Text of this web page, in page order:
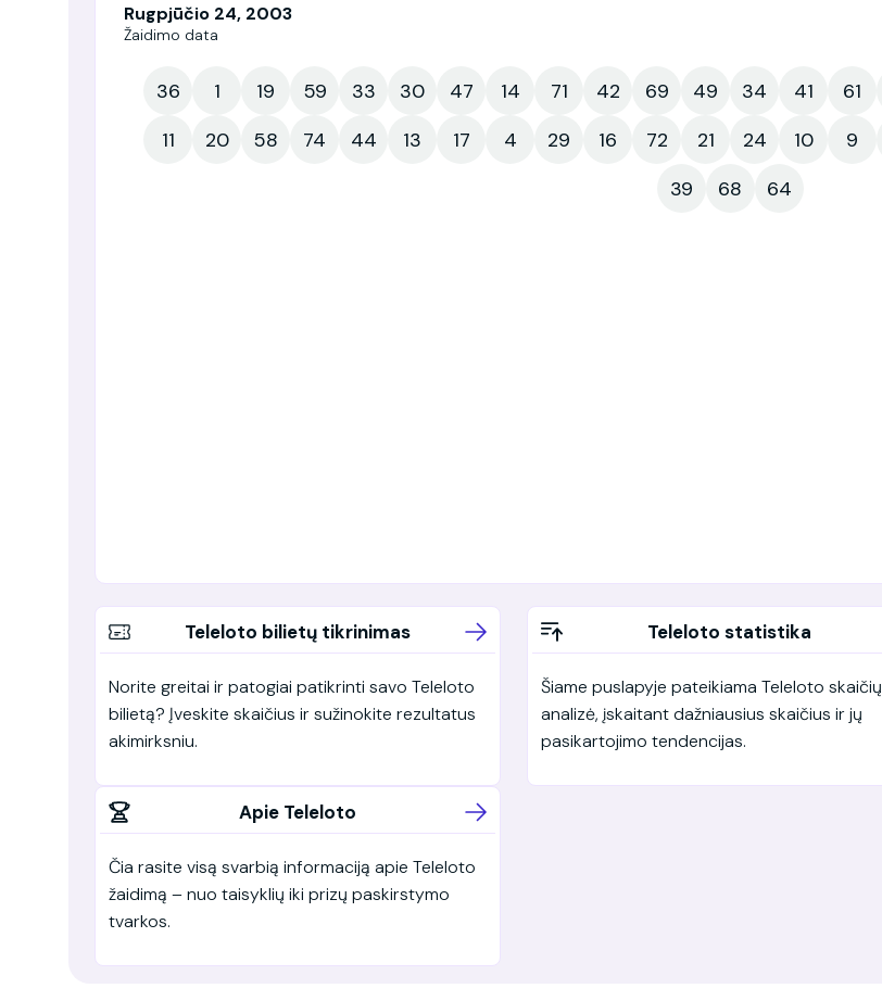
Rugpjūčio 24, 2003
Žaidimo data
36 1 19 59 33 30 47 14 71 42 69 49 34 41 61
11
20 58 74 44 13 17 4 29 16 72 21 24 10 9
39
68 64
Teleloto bilietų tikrinimas
Norite greitai ir patogiai patikrinti savo Teleloto
bilietą? Įveskite skaičius ir sužinokite rezultatus
akimirksniu.
Teleloto statistika
Šiame puslapyje pateikiama Teleloto skaičių
analizė, įskaitant dažniausius skaičius ir jų
pasikartojimo tendencijas.
Apie Teleloto
Čia rasite visą svarbią informaciją apie Teleloto
žaidimą – nuo taisyklių iki prizų paskirstymo
tvarkos.